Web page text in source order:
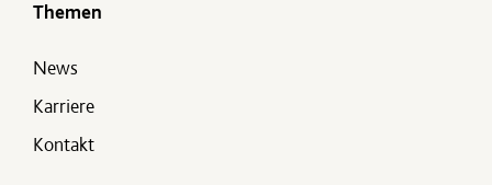
Themen
News
Karriere
Kontakt